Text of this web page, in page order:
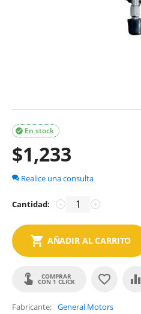
En stock

$1,233
Realice una consulta
Cantidad: +
−
AÑADIR AL CARRITO
COMPRAR
CON 1 CLICK
Fabricante General Motors